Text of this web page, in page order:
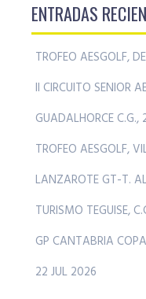
ENTRADAS
TROFEO AESGOLF,
II CIRCUITO SENIOR
GUADALHORCE
TROFEO AESGOLF,
LANZAROTE GT-T.
TURISMO TEGUISE,
GP CANTABRIA
22 JUL 2026